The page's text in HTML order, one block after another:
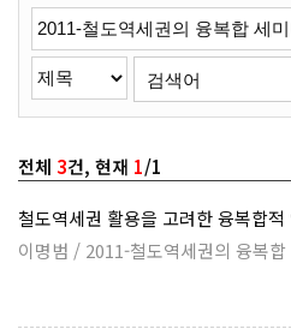
전체 3건, 현재 1/1
철도역세권 활용을 고려한 융복합
이명범 / 2011-철도역세권의 융복